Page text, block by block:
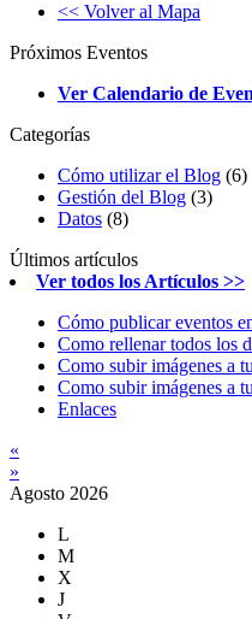
<< Volver al Mapa
Próximos Eventos
Ver Calendario de
Categorías
Cómo utilizar el Blog (6)
Gestión del Blog (3)
Datos (8)
Últimos artículos
Ver todos los Artículos >>
Cómo publicar eventos
Como rellenar todos los
Como subir imágenes a
Como subir imágenes a
Enlaces
«
»
Agosto 2026
L
M
X
J